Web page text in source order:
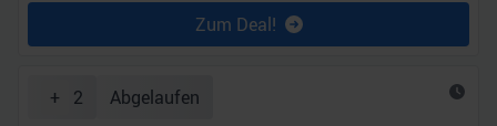
Zum Deal!
+ 2 Abgelaufen